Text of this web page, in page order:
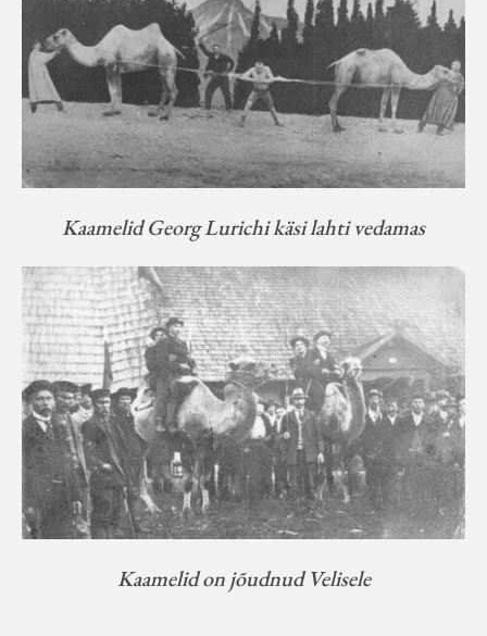
Kaamelid Georg Lurichi käsi lahti vedamas
Kaamelid on jõudnud Velisele